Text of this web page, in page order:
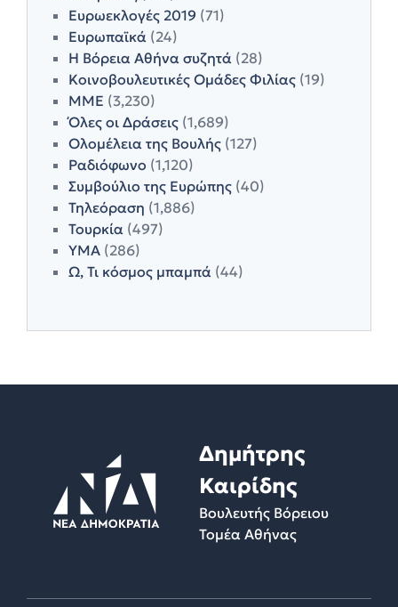
Ευρωεκλογές 2019 (71)
Ευρωπαϊκά (24)
Η Βόρεια Αθήνα συζητά (28)
Κοινοβουλευτικές Ομάδες Φιλίας (19)
ΜΜΕ (3,230)
Όλες οι Δράσεις (1,689)
Ολομέλεια της Βουλής (127)
Ραδιόφωνο (1,120)
Συμβούλιο της Ευρώπης (40)
Τηλεόραση (1,886)
Τουρκία (497)
ΥΜΑ (286)
Ω, Τι κόσμος μπαμπά (44)
Δημήτρης
Καιρίδης
Βουλευτής Βόρειου
Τομέα Αθήνας